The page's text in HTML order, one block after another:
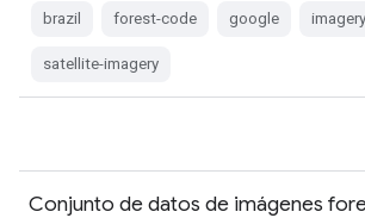
brazil forest-code google imagery
satellite-imagery
Conjunto de datos de imágenes